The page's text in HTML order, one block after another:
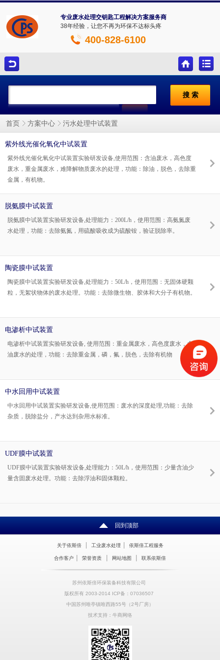
专业废水处理交钥匙工程解决方案服务商
38年经验，让您不再为环保不达标头疼
400-828-6100
首页 方案中心 污水处理中试装置
紫外线光催化氧化中试装置
紫外线光催化氧化中试装置实验研发设备,使用范围：含油废水，高色度
废水，重金属废水，难降解物质废水的处理，功能：除油，脱色，去除重
金属，有机物。
脱氨膜中试装置
脱氨膜中试装置实验研发设备,处理能力：200L/h，使用范围：高氨氮废
水处理，功能：去除氨氮，用硫酸吸收成为硫酸铵，验证脱除率。
陶瓷膜中试装置
陶瓷膜中试装置实验研发设备,处理能力：50L/h，使用范围：无固体硬颗
粒，无絮状物体的废水处理。功能：去除微生物、胶体和大分子有机物。
电渗析中试装置
电渗析中试装置实验研发设备, 使用范围：重金属废水，高色度废水，含
油废水的处理，功能：去除重金属，磷，氟，脱色，去除有机物
中水回用中试装置
中水回用中试装置实验研发设备,使用范围：废水的深度处理,功能：去除
杂质，脱除盐分，产水达到杂用水标准。
UDF膜中试装置
UDF膜中试装置实验研发设备,处理能力：50L/h，使用范围：少量含油少
量含固废水处理。功能：去除浮油和固体颗粒。
回到顶部
关于依斯倍 工业废水处理 依斯倍工程服务
合作客户 荣誉资质 网站地图 联系依斯倍
苏州依斯倍环保装备科技有限公司
版权所有 2003-2014 ICP备：07036507
中国苏州唯亭镇唯西路55号（2号厂房）
技术支持：牛商网络